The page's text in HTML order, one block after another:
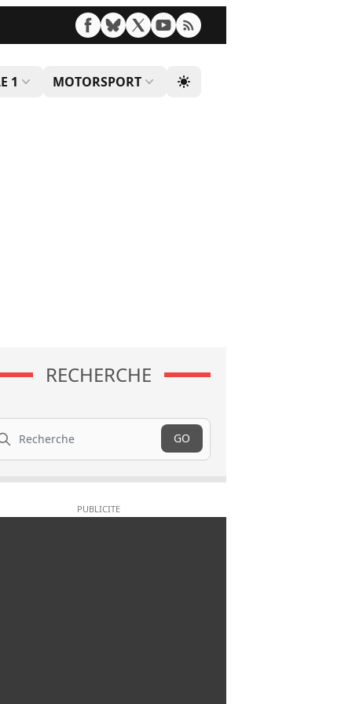
1 MOTORSPORT
RECHERCHE
GO